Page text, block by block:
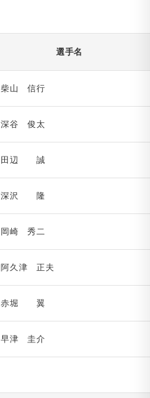
選手名
柴山 信行
深谷 俊太
田辺 誠
深沢 隆
岡崎 秀二
阿久津 正夫
赤堀 翼
早津 圭介